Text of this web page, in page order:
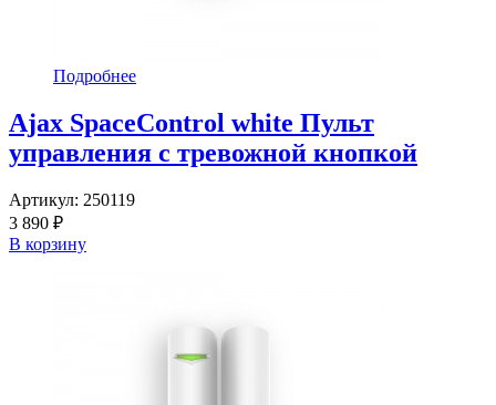
Подробнее
Ajax SpaceControl white Пульт
управления с тревожной кнопкой
Артикул: 250119
3 890 ₽
В корзину